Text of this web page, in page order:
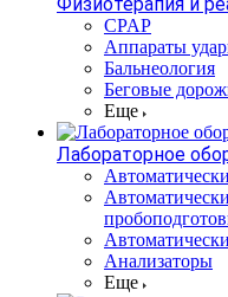
CPAP
Аппараты
Бальнеология
Беговые
Еще
Лабораторное
Анализаторы
Еще